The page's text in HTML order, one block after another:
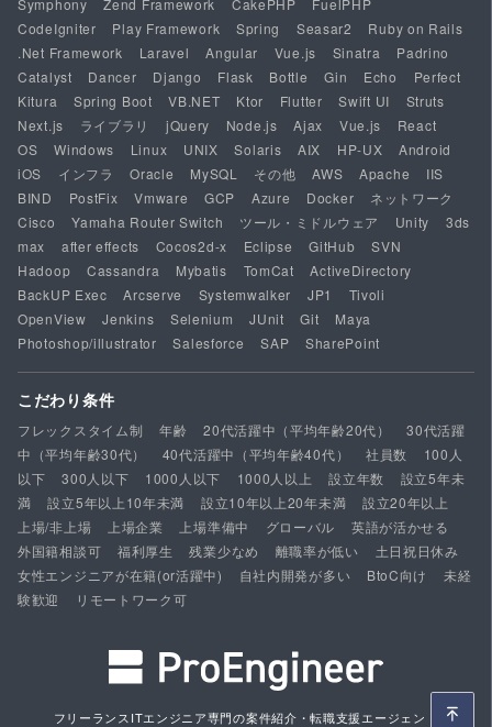
Symphony
Zend Framework CakePHP
FuelPHP
CodeIgniter
Play Framework Spring Seasar2
Ruby on Rails
.Net Framework
Laravel Angular Vue.js Sinatra
Padrino
Catalyst
Dancer Django Flask Bottle Gin Echo
Perfect
Kitura
Spring Boot VB.NET Ktor Flutter Swift UI
Struts
Next.js
ライブラリ jQuery Node.js Ajax Vue.js
React
OS
Windows Linux UNIX Solaris AIX HP-UX
Android
iOS
インフラ Oracle MySQL その他 AWS Apache
IIS
BIND
PostFix Vmware GCP Azure Docker
ネットワーク
Cisco
Yamaha Router Switch ツール・ミドルウェア Unity
3ds
max
after effects Cocos2d-x Eclipse GitHub
SVN
Hadoop
Cassandra Mybatis TomCat
ActiveDirectory
BackUP Exec
Arcserve Systemwalker JP1
Tivoli
OpenView
Jenkins Selenium JUnit Git
Maya
Photoshop/illustrator
Salesforce SAP SharePoint
こだわり条件
フレックスタイム制 年齢 20代活躍中（平均年齢20代）
30代活躍
中（平均年齢30代）
40代活躍中（平均年齢40代） 社員数
100人
以下
300人以下 1000人以下 1000人以上 設立年数
設立5年未
満
設立5年以上10年未満 設立10年以上20年未満
設立20年以上
上場/非上場
上場企業 上場準備中 グローバル
英語が活かせる
外国籍相談可
福利厚生 残業少なめ 離職率が低い
土日祝日休み
女性エンジニアが在籍(or活躍中)
自社内開発が多い BtoC向け
未経
験歓迎
リモートワーク可
フリーランスITエンジニア専門の案件紹介・転職支援エージェント